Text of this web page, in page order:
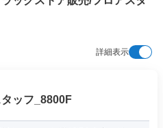
詳細表示
タッフ_8800F